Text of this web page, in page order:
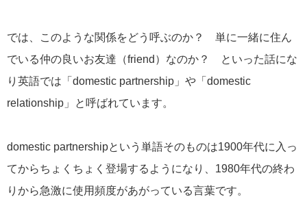
では、このような関係をどう呼ぶのか？ 単に一緒に住ん
でいる仲の良いお友達（friend）なのか？ といった話にな
り英語では「domestic partnership」や「domestic
relationship」と呼ばれています。
domestic partnershipという単語そのものは1900年代に入っ
てからちょくちょく登場するようになり、1980年代の終わ
りから急激に使用頻度があがっている言葉です。